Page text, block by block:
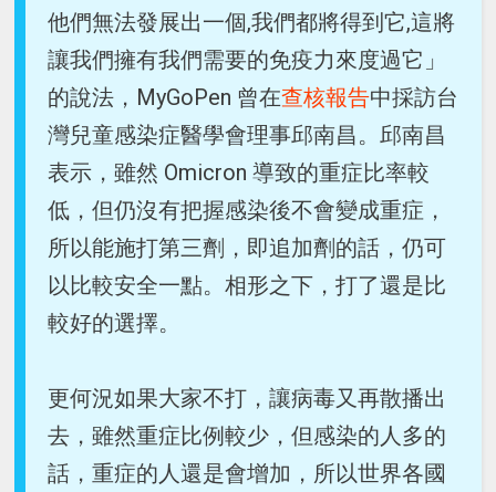
他們無法發展出一個,我們都將得到它,這將
讓我們擁有我們需要的免疫力來度過它」
的說法，MyGoPen 曾在查核報告中採訪台
灣兒童感染症醫學會理事邱南昌。邱南昌
表示，雖然 Omicron 導致的重症比率較
低，但仍沒有把握感染後不會變成重症，
所以能施打第三劑，即追加劑的話，仍可
以比較安全一點。相形之下，打了還是比
較好的選擇。
更何況如果大家不打，讓病毒又再散播出
去，雖然重症比例較少，但感染的人多的
話，重症的人還是會增加，所以世界各國